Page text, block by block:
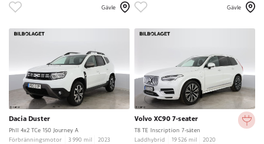
Gävle Gävle
Dacia Duster
PhII 4x2 TCe 150 Journey A
Förbränningsmotor
3 990 mil 2023
Volvo XC90 7-seater
T8 TE Inscription 7-säten
Laddhybrid
19 526 mil 2020